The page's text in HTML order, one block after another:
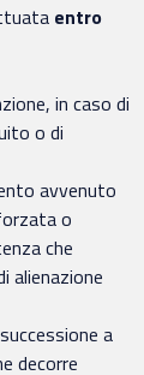
entro
in caso di
o di
avvenuto
o
che
alienazione
a
decorre